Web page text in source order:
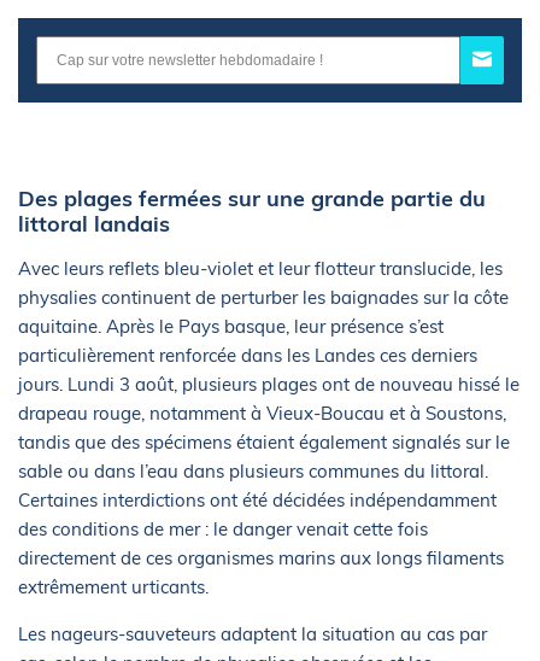
Des plages fermées sur une grande partie du
littoral landais
Avec leurs reflets bleu-violet et leur flotteur translucide, les
physalies continuent de perturber les baignades sur la côte
aquitaine. Après le Pays basque, leur présence s’est
particulièrement renforcée dans les Landes ces derniers
jours. Lundi 3 août, plusieurs plages ont de nouveau hissé le
drapeau rouge, notamment à Vieux-Boucau et à Soustons,
tandis que des spécimens étaient également signalés sur le
sable ou dans l’eau dans plusieurs communes du littoral.
Certaines interdictions ont été décidées indépendamment
des conditions de mer : le danger venait cette fois
directement de ces organismes marins aux longs filaments
extrêmement urticants.
Les nageurs-sauveteurs adaptent la situation au cas par